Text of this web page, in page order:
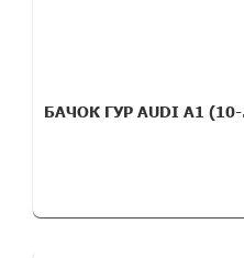
БАЧОК ГУР AUDI A1